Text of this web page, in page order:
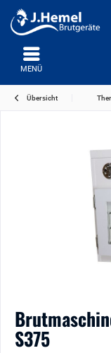
MENÜ
Übersicht
S375